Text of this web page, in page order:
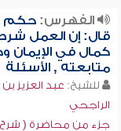
الفهرس:حكم
قال: إن العمل
كمال في الإيمان
متابعته , الأسئلة
للشيخ: عبد العزيز بن
الراجحي
جزء من محاضرة (